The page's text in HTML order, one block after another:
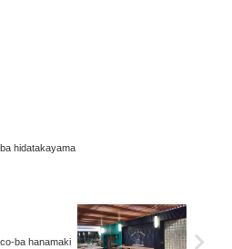
hidatakayama
co-ba hanamaki